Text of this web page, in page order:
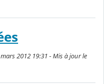
2012 19:31 - Mis à jour le